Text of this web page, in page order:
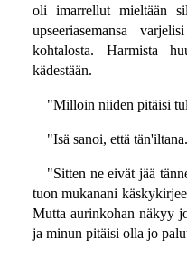
oli imarrellut mieltään
upseeriasemansa
kohtalosta. Harmista
kädestään.
"Milloin niiden pitäisi
"Isä sanoi, että
"Sitten ne eivät jää
tuon mukanani
Mutta aurinkohan näkyy
ja minun pitäisi olla jo